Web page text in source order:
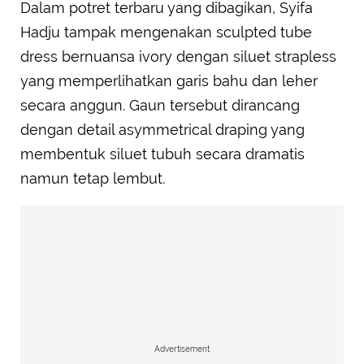
Dalam potret terbaru yang dibagikan, Syifa
Hadju tampak mengenakan sculpted tube
dress bernuansa ivory dengan siluet strapless
yang memperlihatkan garis bahu dan leher
secara anggun. Gaun tersebut dirancang
dengan detail asymmetrical draping yang
membentuk siluet tubuh secara dramatis
namun tetap lembut.
Advertisement